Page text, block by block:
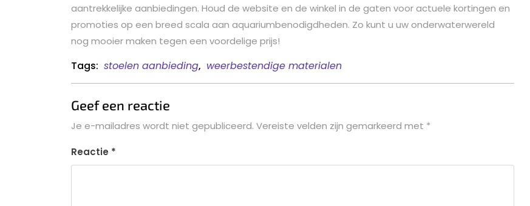
aantrekkelijke aanbiedingen. Houd de website en de winkel in de gaten voor actuele kortingen en
promoties op een breed scala aan aquariumbenodigdheden. Zo kunt u uw onderwaterwereld
nog mooier maken tegen een voordelige prijs!
Tags: stoelen aanbieding, weerbestendige materialen
Geef een reactie
Je e-mailadres wordt niet gepubliceerd. Vereiste velden zijn gemarkeerd met *
Reactie *